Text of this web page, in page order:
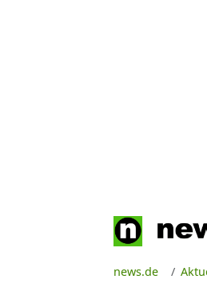
news.de